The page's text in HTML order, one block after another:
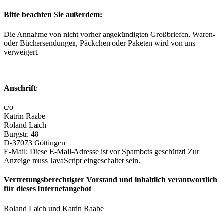
Bitte beachten Sie außerdem:
Die Annahme von nicht vorher angekündigten Großbriefen, Waren-
oder Büchersendungen, Päckchen oder Paketen wird von uns
verweigert.
Anschrift:
c/o
Katrin Raabe
Roland Laich
Burgstr. 48
D-37073 Göttingen
E-Mail: Diese E-Mail-Adresse ist vor Spambots geschützt! Zur
Anzeige muss JavaScript eingeschaltet sein.
Vertretungsberechtigter Vorstand und inhaltlich verantwortlich
für dieses Internetangebot
Roland Laich und Katrin Raabe